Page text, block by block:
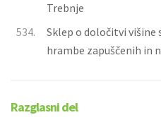
Trebnje
534.
Sklep o določitvi
hrambe zapuščenih in
Razglasni del